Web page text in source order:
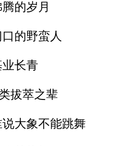
的岁月
的野蛮人
长青
拔萃之辈
大象不能跳舞